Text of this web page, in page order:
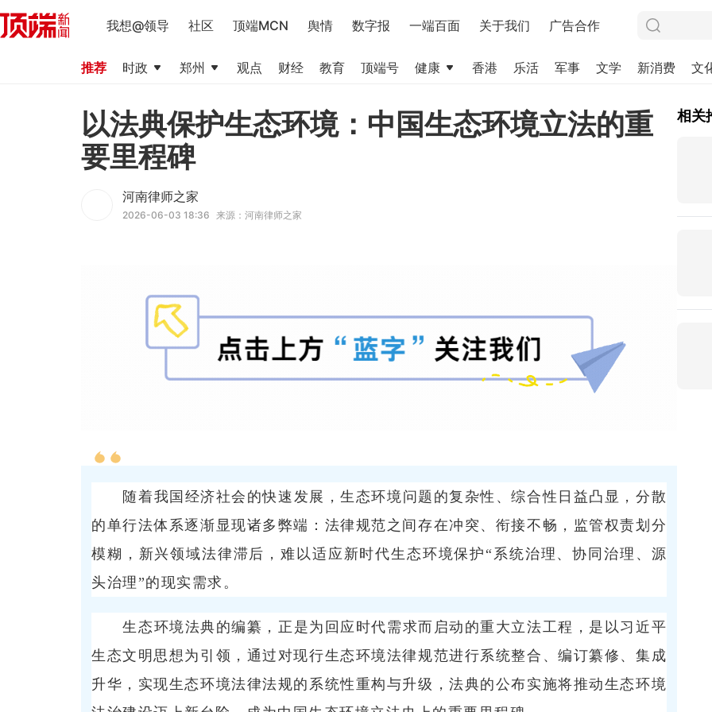
我想@领导 社区 顶端MCN 舆情 数字报 一端百面 关于我们 广告合作
推荐 时政 郑州 观点 财经 教育 顶端号 健康 香港 乐活 军事 文学 新消费 文
以法典保护生态环境：中国生态环境立法的重
要里程碑
河南律师之家
2026-06-03 18:36 来源：河南律师之家
随着我国经济社会的快速发展，生态环境问题的复杂性、综合性日益凸显，分散
的单行法体系逐渐显现诸多弊端：法律规范之间存在冲突、衔接不畅，监管权责划分
模糊，新兴领域法律滞后，难以适应新时代生态环境保护“系统治理、协同治理、源
头治理”的现实需求。
生态环境法典的编纂，正是为回应时代需求而启动的重大立法工程，是以习近平
生态文明思想为引领，通过对现行生态环境法律规范进行系统整合、编订纂修、集成
升华，实现生态环境法律法规的系统性重构与升级，法典的公布实施将推动生态环境
相关